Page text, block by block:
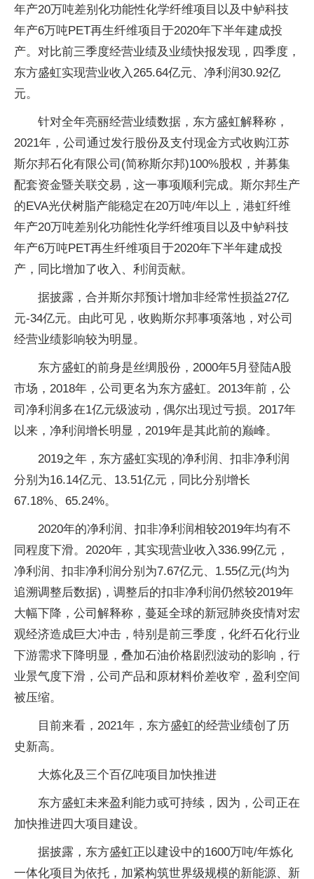
年产20万吨差别化功能性化学纤维项目以及中鲈科技
年产6万吨PET再生纤维项目于2020年下半年建成投
产。对比前三季度经营业绩及业绩快报发现，四季度，
东方盛虹实现营业收入265.64亿元、净利润30.92亿
元。
针对全年亮丽经营业绩数据，东方盛虹解释称，
2021年，公司通过发行股份及支付现金方式收购江苏
斯尔邦石化有限公司(简称斯尔邦)100%股权，并募集
配套资金暨关联交易，这一事项顺利完成。斯尔邦生产
的EVA光伏树脂产能稳定在20万吨/年以上，港虹纤维
年产20万吨差别化功能性化学纤维项目以及中鲈科技
年产6万吨PET再生纤维项目于2020年下半年建成投
产，同比增加了收入、利润贡献。
据披露，合并斯尔邦预计增加非经常性损益27亿
元-34亿元。由此可见，收购斯尔邦事项落地，对公司
经营业绩影响较为明显。
东方盛虹的前身是丝绸股份，2000年5月登陆A股
市场，2018年，公司更名为东方盛虹。2013年前，公
司净利润多在1亿元级波动，偶尔出现过亏损。2017年
以来，净利润增长明显，2019年是其此前的巅峰。
2019之年，东方盛虹实现的净利润、扣非净利润
分别为16.14亿元、13.51亿元，同比分别增长
67.18%、65.24%。
2020年的净利润、扣非净利润相较2019年均有不
同程度下滑。2020年，其实现营业收入336.99亿元，
净利润、扣非净利润分别为7.67亿元、1.55亿元(均为
追溯调整后数据)，调整后的扣非净利润仍然较2019年
大幅下降，公司解释称，蔓延全球的新冠肺炎疫情对宏
观经济造成巨大冲击，特别是前三季度，化纤石化行业
下游需求下降明显，叠加石油价格剧烈波动的影响，行
业景气度下滑，公司产品和原材料价差收窄，盈利空间
被压缩。
目前来看，2021年，东方盛虹的经营业绩创了历
史新高。
大炼化及三个百亿吨项目加快推进
东方盛虹未来盈利能力或可持续，因为，公司正在
加快推进四大项目建设。
据披露，东方盛虹正以建设中的1600万吨/年炼化
一体化项目为依托，加紧构筑世界级规模的新能源、新